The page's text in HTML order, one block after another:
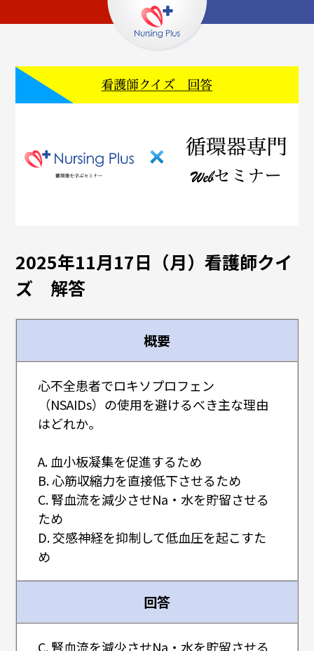
2025年11月17日（月）看護師クイ
ズ 解答
概要
心不全患者でロキソプロフェン
（NSAIDs）の使用を避けるべき主な理由
はどれか。
A. 血小板凝集を促進するため
B. 心筋収縮力を直接低下させるため
C. 腎血流を減少させNa・水を貯留させる
ため
D. 交感神経を抑制して低血圧を起こすた
め
回答
C. 腎血流を減少させNa・水を貯留させる